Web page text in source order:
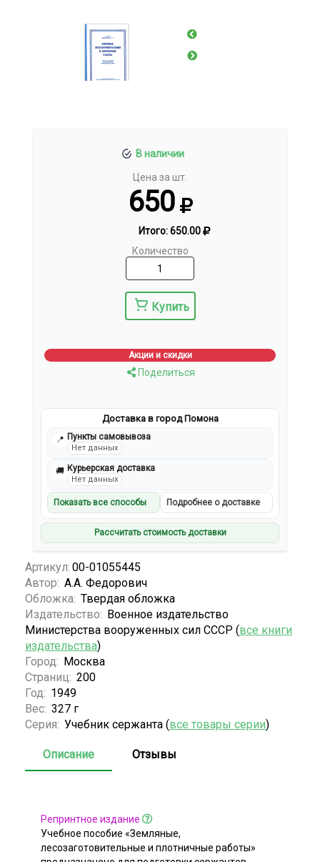
В наличии
Цена за шт.
650
Итого:650.00
Количество
Купить
Акции и скидки
Поделиться
Доставка в город Помона
📍 Пункты самовывоза
Нет данных
🚚 Курьерская доставка
Нет данных
Показать все способы Подробнее о доставке
Рассчитать стоимость доставки
Артикул: 00-01055445
Автор: А.А. Федорович
Обложка: Твердая обложка
Издательство: Военное издательство
Министерства вооруженных сил СССР (все книги
издательства)
Город: Москва
Страниц: 200
Год: 1949
Вес: 327 г
Серия: Учебник сержанта (все товары серии)
Описание Отзывы
Репринтное издание
Учебное пособие «Земляные,
лесозаготовительные и плотничные работы»